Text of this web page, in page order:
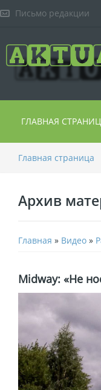
Письмо редакции
ГЛАВНАЯ
Главная страница
Архив
Главная » Видео »
Midway: «Не